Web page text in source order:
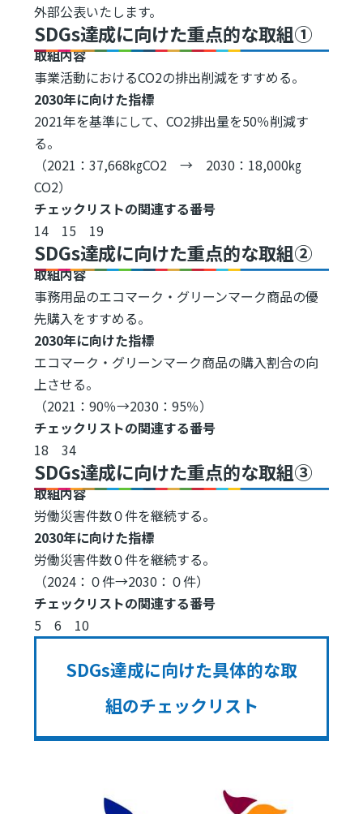
外部公表いたします。
SDGs達成に向けた重点的な取組①
取組内容
事業活動におけるCO2の排出削減をすすめる。
2030年に向けた指標
2021年を基準にして、CO2排出量を50％削減す
る。
（2021：37,668㎏CO2 → 2030：18,000㎏
CO2）
チェックリストの関連する番号
14 15 19
SDGs達成に向けた重点的な取組②
取組内容
事務用品のエコマーク・グリーンマーク商品の優
先購入をすすめる。
2030年に向けた指標
エコマーク・グリーンマーク商品の購入割合の向
上させる。
（2021：90％→2030：95％）
チェックリストの関連する番号
18 34
SDGs達成に向けた重点的な取組③
取組内容
労働災害件数０件を継続する。
2030年に向けた指標
労働災害件数０件を継続する。
（2024：０件→2030：０件）
チェックリストの関連する番号
5 6 10
SDGs達成に向けた具体的な取
組のチェックリスト